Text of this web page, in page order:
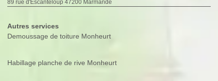
89 rue d'Escanteloup 47200 Marmande
Autres services
Demoussage de toiture Monheurt
Habillage planche de rive Monheurt